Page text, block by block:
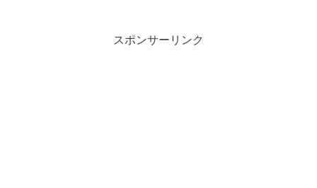
スポンサーリンク